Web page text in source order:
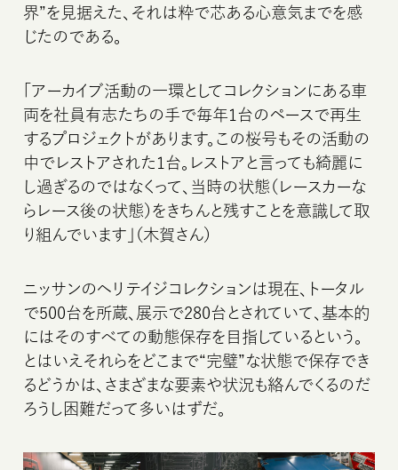
界”を見据えた、それは粋で芯ある心意気までを感
じたのである。
「アーカイブ活動の一環としてコレクションにある車
両を社員有志たちの手で毎年1台のペースで再生
するプロジェクトがあります。この桜号もその活動の
中でレストアされた1台。レストアと言っても綺麗に
し過ぎるのではなくって、当時の状態（レースカーな
らレース後の状態）をきちんと残すことを意識して取
り組んでいます」（木賀さん）
ニッサンのヘリテイジコレクションは現在、トータル
で500台を所蔵、展示で280台とされていて、基本的
にはそのすべての動態保存を目指しているという。
とはいえそれらをどこまで“完璧”な状態で保存でき
るどうかは、さまざまな要素や状況も絡んでくるのだ
ろうし困難だって多いはずだ。